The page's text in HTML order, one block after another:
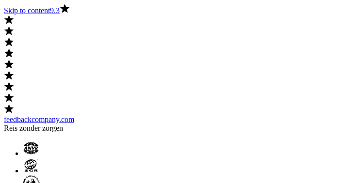
Skip to content9.3
feedbackcompany.com
Reis zonder zorgen